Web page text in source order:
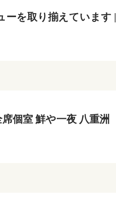
ーを取り揃えています |
個室 鮮や一夜 八重洲